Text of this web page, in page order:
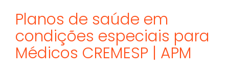
Planos de saúde em
condições especiais para
Médicos CREMESP | APM